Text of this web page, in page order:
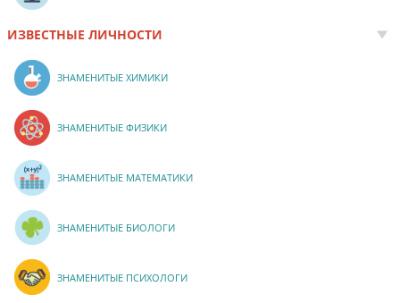
ИЗВЕСТНЫЕ ЛИЧНОСТИ
ЗНАМЕНИТЫЕ ХИМИКИ
ЗНАМЕНИТЫЕ ФИЗИКИ
ЗНАМЕНИТЫЕ МАТЕМАТИКИ
ЗНАМЕНИТЫЕ БИОЛОГИ
ЗНАМЕНИТЫЕ ПСИХОЛОГИ